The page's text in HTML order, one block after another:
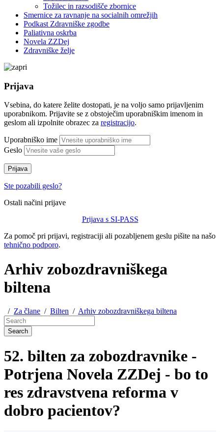
Tožilec in razsodišče zbornice
Smernice za ravnanje na socialnih omrežjih
Podkast Zdravniške zgodbe
Paliativna oskrba
Novela ZZDej
Zdravniške želje
Prijava
Vsebina, do katere želite dostopati, je na voljo samo prijavljenim
uporabnikom. Prijavite se z obstoječim uporabniškim imenom in
geslom ali izpolnite obrazec za registracijo.
Uporabniško ime
Geslo
Prijava
Ste pozabili geslo?
Ostali načini prijave
Prijava s SI-PASS
Za pomoč pri prijavi, registraciji ali pozabljenem geslu pišite na našo
tehnično podporo.
Arhiv zobozdravniškega
biltena
/ Za člane / Bilten / Arhiv zobozdravniškega biltena
Search
52. bilten za zobozdravnike -
Potrjena Novela ZZDej - bo to
res zdravstvena reforma v
dobro pacientov?